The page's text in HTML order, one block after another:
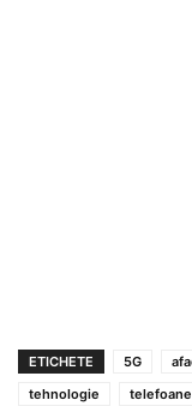
ETICHETE 5G
tehnologie
telefoane